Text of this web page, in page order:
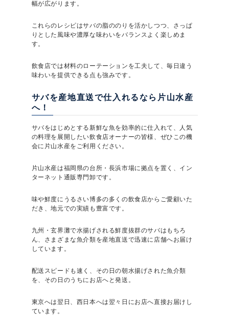
幅が広がります。
これらのレシピはサバの脂ののりを活かしつつ、さっぱ
りとした風味や濃厚な味わいをバランスよく楽しめま
す。
飲食店では材料のローテーションを工夫して、毎日違う
味わいを提供できる点も強みです。
サバを産地直送で仕入れるなら片山水産
へ！
サバをはじめとする新鮮な魚を効率的に仕入れて、人気
の料理を展開したい飲食店オーナーの皆様、ぜひこの機
会に片山水産をご利用ください。
片山水産は福岡県の台所・長浜市場に拠点を置く、イン
ターネット通販専門卸です。
味や鮮度にうるさい博多の多くの飲食店からご愛顧いた
だき、地元での実績も豊富です。
九州・玄界灘で水揚げされる鮮度抜群のサバはもちろ
ん、さまざまな魚介類を産地直送で迅速に店舗へお届け
しています。
配送スピードも速く、その日の朝水揚げされた魚介類
を、その日のうちにお店へと発送。
東京へは翌日、西日本へは翌々日にお店へ直接お届けし
ています。